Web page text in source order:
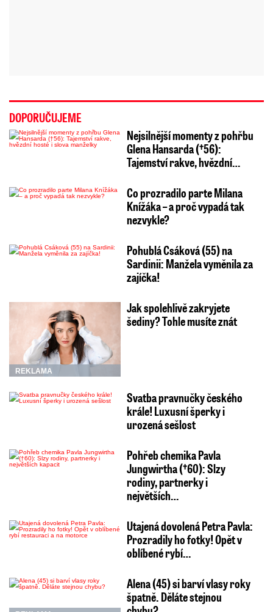
DOPORUČUJEME
Nejsilnější momenty z pohřbu
Glena Hansarda (†56):
Tajemství rakve, hvězdní…
Co prozradilo parte Milana
Knížáka – a proč vypadá tak
nezvykle?
Pohublá Csáková (55) na
Sardinii: Manžela vyměnila za
zajíčka!
REKLAMA
Jak spolehlivě zakryjete
šediny? Tohle musíte znát
Svatba pravnučky českého
krále! Luxusní šperky i
urozená sešlost
Pohřeb chemika Pavla
Jungwirtha (†60): Slzy
rodiny, partnerky i
největších…
Utajená dovolená Petra Pavla:
Prozradily ho fotky! Opět v
oblíbené rybí…
Alena (45) si barví vlasy roky
špatně. Děláte stejnou